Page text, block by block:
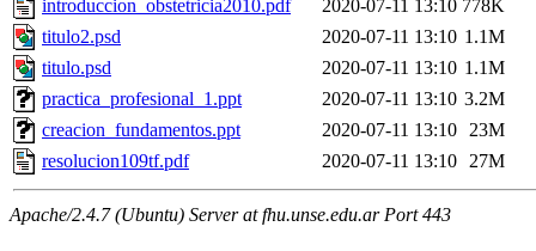
introduccion_obstetricia2010.pdf
2020-07-11 13:10 778K
titulo2.psd
2020-07-11 13:10 1.1M
titulo.psd
2020-07-11 13:10 1.1M
practica_profesional_1.ppt
2020-07-11 13:10 3.2M
creacion_fundamentos.ppt
2020-07-11 13:10 23M
resolucion109tf.pdf
2020-07-11 13:10 27M
Apache/2.4.7 (Ubuntu) Server at fhu.unse.edu.ar Port 443